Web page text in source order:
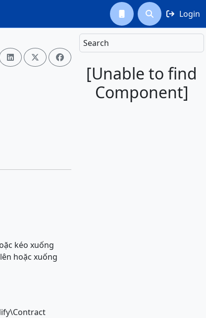
  Login
Search
[Unable to find
Component]
  
kéo xuống
hoặc xuống